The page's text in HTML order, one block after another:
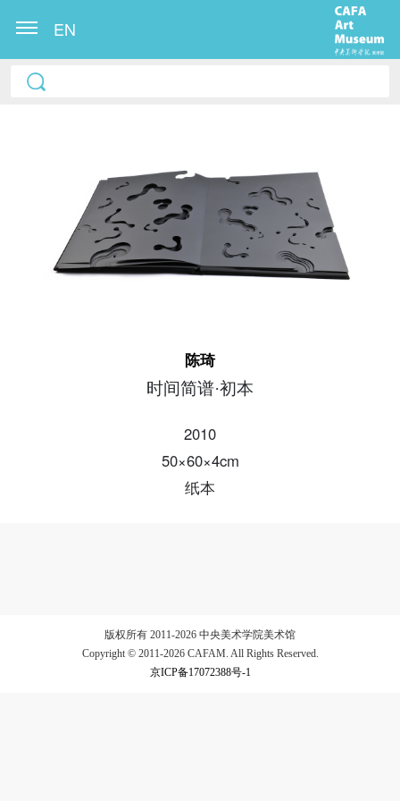
EN
陈琦
时间简谱·初本
2010
50×60×4cm
纸本
版权所有 2011-2026 中央美术学院美术馆
Copyright © 2011-2026 CAFAM. All Rights Reserved.
京ICP备17072388号-1
快捷登录 帐号密码登录
手机号码将作为您的登录账号